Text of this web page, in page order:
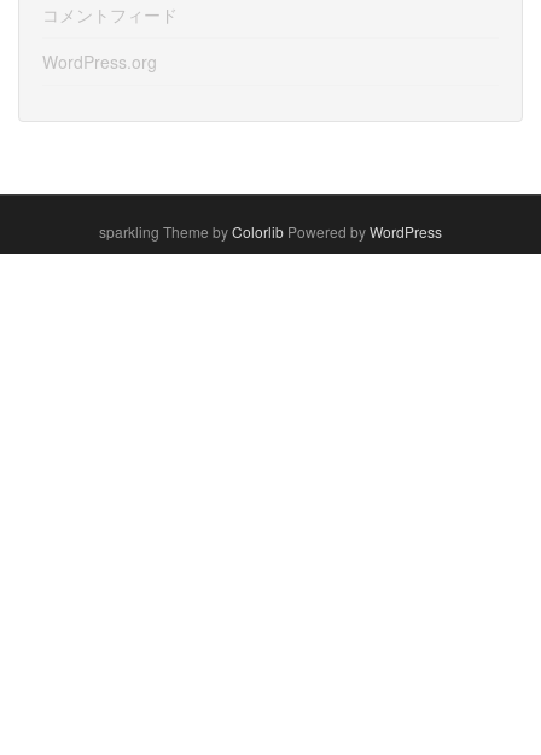
コメントフィード
WordPress.org
sparkling Theme byColorlib Powered byWordPress